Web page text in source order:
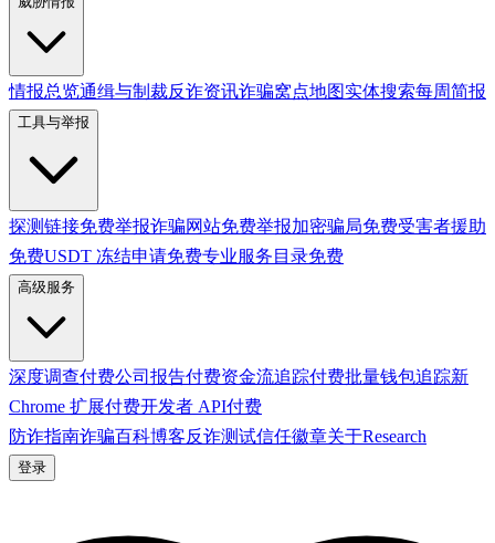
情报总览通缉与制裁反诈资讯诈骗窝点地图实体搜索每周简报
工具与举报
探测链接免费举报诈骗网站免费举报加密骗局免费受害者援助
免费USDT 冻结申请免费专业服务目录免费
高级服务
深度调查付费公司报告付费资金流追踪付费批量钱包追踪新
Chrome 扩展付费开发者 API付费
防诈指南诈骗百科博客反诈测试信任徽章关于Research
登录